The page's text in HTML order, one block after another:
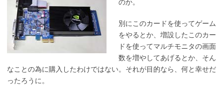
のか。
別にこのカードを使ってゲーム
をやるとか、増設したこのカー
ドを使ってマルチモニタの画面
数を増やしてあげるとか、そん
なことの為に購入したわけではない。それが目的なら、何と幸せだ
ったろうに。